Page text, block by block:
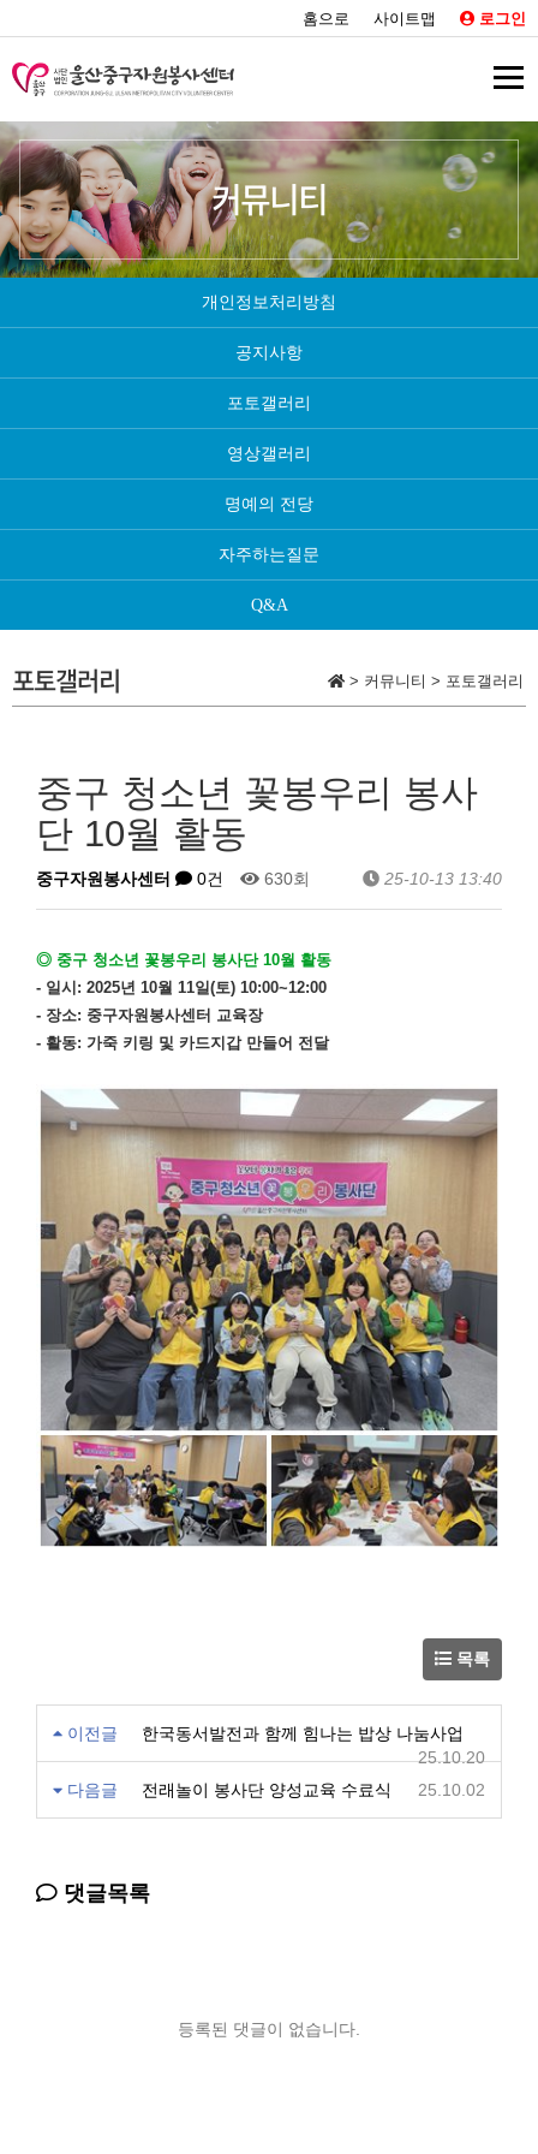
홈으로 사이트맵 로그인
커뮤니티
개인정보처리방침
공지사항
포토갤러리
영상갤러리
명예의 전당
자주하는질문
Q&A
포토갤러리 > 커뮤니티 > 포토갤러리
중구 청소년 꽃봉우리 봉사
단 10월 활동
중구자원봉사센터 0건 630회 25-10-13 13:40
◎ 중구 청소년 꽃봉우리 봉사단 10월 활동
- 일시: 2025년 10월 11일(토) 10:00~12:00
- 장소: 중구자원봉사센터 교육장
- 활동: 가죽 키링 및 카드지갑 만들어 전달
목록
이전글
한국동서발전과 함께 힘나는 밥상 나눔사업
25.10.20
다음글
전래놀이 봉사단 양성교육 수료식 25.10.02
댓글목록
등록된 댓글이 없습니다.